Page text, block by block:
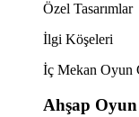
Özel Tasarımlar
İlgi Köşeleri
İç Mekan Oyun
Ahşap Oyun